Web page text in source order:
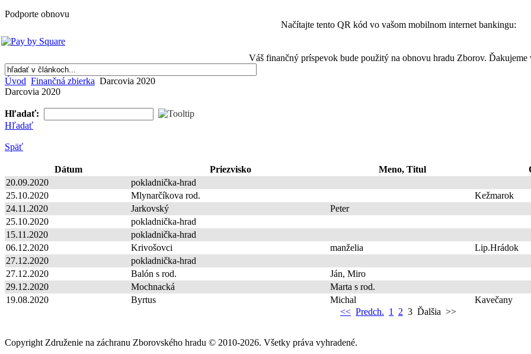
Podporte obnovu
Načítajte tento QR kód vo vašom mobilnom internet bankingu:
Váš finančný príspevok bude použitý na obnovu hradu Zborov. Ďakujeme
Úvod Finančná zbierka Darcovia 2020
Darcovia 2020
Hľadať:
Hľadať
Späť
Dátum Priezvisko Meno, Titul
20.09.2020
pokladnička-hrad
25.10.2020
Mlynarčíkova rod.
Kežmarok
24.11.2020
Jarkovský
Peter
25.10.2020
pokladnička-hrad
15.11.2020
pokladnička-hrad
06.12.2020
Krivošovci manželia
Lip.Hrádok
27.12.2020
pokladnička-hrad
27.12.2020
Balón s rod.
Ján, Miro
29.12.2020
Mochnacká
Marta s rod.
19.08.2020
Byrtus Michal
Kavečany
<< Predch. 1 2 3 Ďalšia >>
Copyright Združenie na záchranu Zborovského hradu © 2010-2026. Všetky práva vyhradené.